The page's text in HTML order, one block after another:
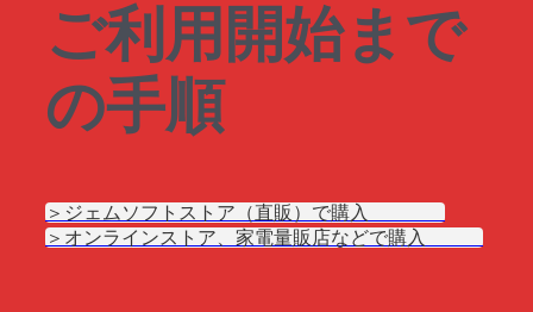
ご利用開始まで
の手順
＞ジェムソフトストア（直販）で購入
＞オンラインストア、家電量販店などで購入